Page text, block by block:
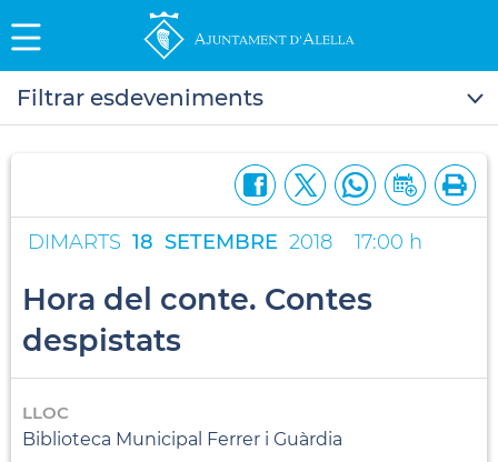
Filtrar esdeveniments
DIMARTS 18 SETEMBRE 2018 17:00 h
Hora del conte. Contes
despistats
LLOC
Biblioteca Municipal Ferrer i Guàrdia